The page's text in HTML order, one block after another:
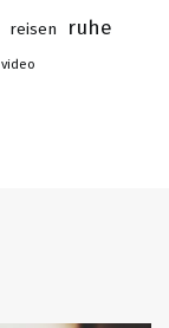
reisen ruhe
video